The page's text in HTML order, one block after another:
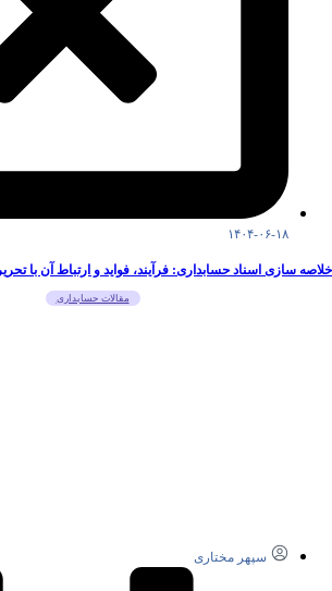
۱۴۰۴-۰۶-۱۸
خلاصه سازی اسناد حسابداری: فرآیند، فواید و ارتباط آن با
مقالات حسابداری
سپهر مختاری